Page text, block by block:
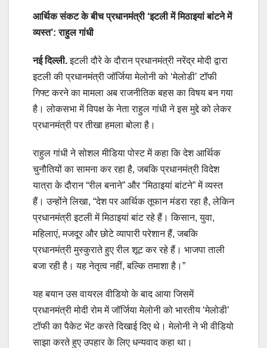
आर्थिक संकट के बीच प्रधानमंत्री ‘इटली में मिठाइयां बांटने में
व्यस्त’: राहुल गांधी
नई दिल्ली.इटली दौरे के दौरान प्रधानमंत्री नरेंद्र मोदी द्वारा
इटली की प्रधानमंत्री जॉर्जिया मेलोनी को ‘मेलोडी’ टॉफी
गिफ्ट करने का मामला अब राजनीतिक बहस का विषय बन गया
है। लोकसभा में विपक्ष के नेता राहुल गांधी ने इस मुद्दे को लेकर
प्रधानमंत्री पर तीखा हमला बोला है।
राहुल गांधी ने सोशल मीडिया पोस्ट में कहा कि देश आर्थिक
चुनौतियों का सामना कर रहा है, जबकि प्रधानमंत्री विदेश
यात्रा के दौरान “रील बनाने” और “मिठाइयां बांटने” में व्यस्त
हैं। उन्होंने लिखा, “देश पर आर्थिक तूफान मंडरा रहा है, लेकिन
प्रधानमंत्री इटली में मिठाइयां बांट रहे हैं। किसान, युवा,
महिलाएं, मजदूर और छोटे व्यापारी परेशान हैं, जबकि
प्रधानमंत्री मुस्कुराते हुए रील शूट कर रहे हैं। भाजपा ताली
बजा रही है। यह नेतृत्व नहीं, बल्कि तमाशा है।”
यह बयान उस वायरल वीडियो के बाद आया जिसमें
प्रधानमंत्री मोदी रोम में जॉर्जिया मेलोनी को भारतीय ‘मेलोडी’
टॉफी का पैकेट भेंट करते दिखाई दिए थे। मेलोनी ने भी वीडियो
साझा करते हुए उपहार के लिए धन्यवाद कहा था।